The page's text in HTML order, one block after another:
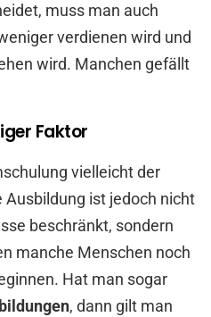
muss man auch
verdienen wird und
wird. Manchen gefällt
Faktor
vielleicht der
Ausbildung ist jedoch nicht
beschränkt, sondern
manche Menschen noch
Hat man sogar
, dann gilt man